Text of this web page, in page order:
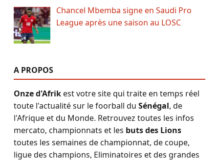
Chancel Mbemba signe en Saudi Pro
League après une saison au LOSC
A PROPOS
Onze d'Afrikest votre site qui traite en temps réel
toute l'actualité sur le foorball du Sénégal, de
l'Afrique et du Monde. Retrouvez toutes les infos
mercato, championnats et les buts des Lions
toutes les semaines de championnat, de coupe,
ligue des champions, Eliminatoires et des grandes